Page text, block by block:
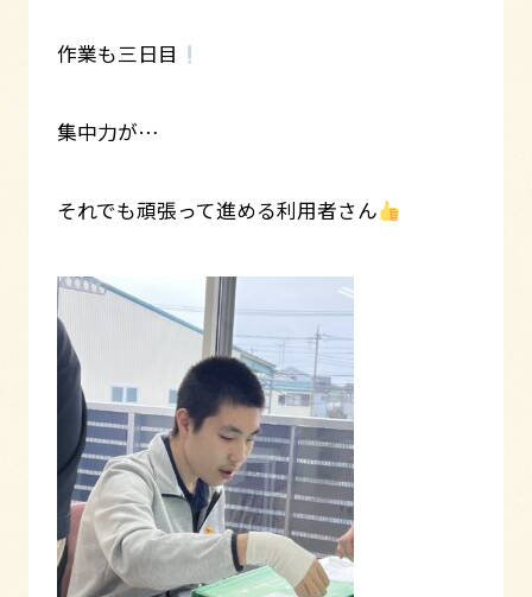
作業も三日目
集中力が…
それでも頑張って進める利用者さん